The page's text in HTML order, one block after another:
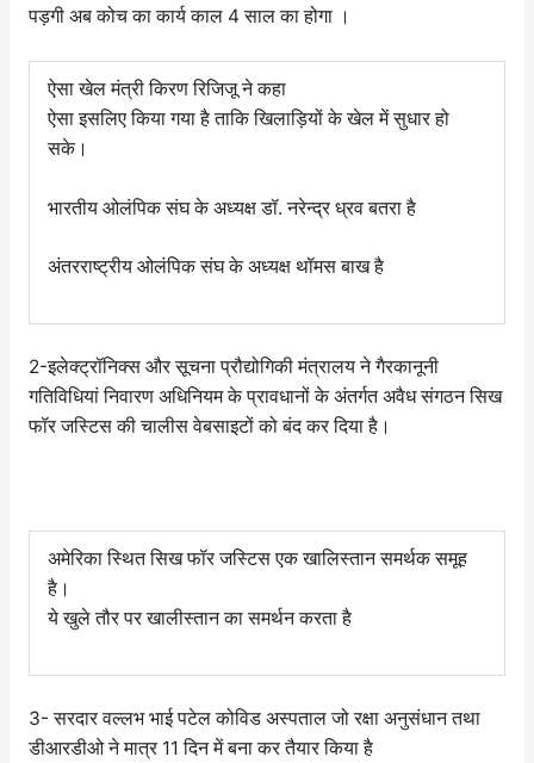
पड़गी अब कोच का कार्य काल 4 साल का होगा ।
ऐसा खेल मंत्री किरण रिजिजू ने कहा
ऐसा इसलिए किया गया है ताकि खिलाड़ियों के खेल में सुधार हो
सके।
भारतीय ओलंपिक संघ के अध्यक्ष डॉ. नरेन्द्र ध्रव बतरा है
अंतरराष्ट्रीय ओलंपिक संघ के अध्यक्ष थॉमस बाख है
2-इलेक्ट्रॉनिक्‍स और सूचना प्रौद्योगिकी मंत्रालय ने गैरकानूनी
गतिविधियां निवारण अधिनियम के प्रावधानों के अंतर्गत अवैध संगठन सिख
फॉर जस्टिस की चालीस वेबसाइटों को बंद कर दिया है।
अमेरिका स्थित सिख फॉर जस्टिस एक खालिस्तान समर्थक समूह
है।
ये खुले तौर पर खालीस्तान का समर्थन करता है
3- सरदार वल्लभ भाई पटेल कोविड अस्पताल जो रक्षा अनुसंधान तथा
डीआरडीओ ने मात्र 11 दिन में बना कर तैयार किया है